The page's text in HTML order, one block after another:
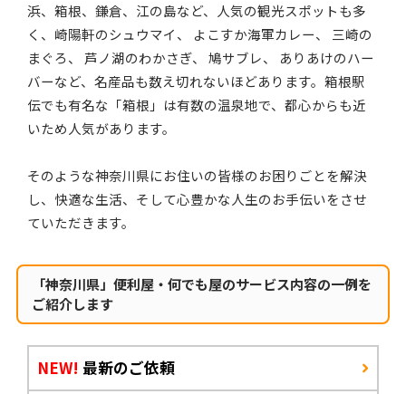
浜、箱根、鎌倉、江の島など、人気の観光スポットも多
く、崎陽軒のシュウマイ、 よこすか海軍カレー、 三崎の
まぐろ、 芦ノ湖のわかさぎ、 鳩サブレ、 ありあけのハー
バーなど、名産品も数え切れないほどあります。箱根駅
伝でも有名な「箱根」は有数の温泉地で、都心からも近
いため人気があります。
そのような神奈川県にお住いの皆様のお困りごとを解決
し、快適な生活、そして心豊かな人生のお手伝いをさせ
ていただきます。
「神奈川県」便利屋・何でも屋のサービス内容の一例を
ご紹介します
NEW! 最新のご依頼